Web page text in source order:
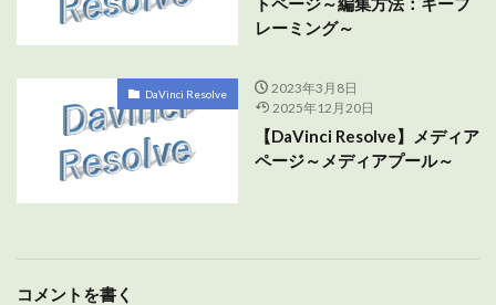
レーミング～
DaVinci Resolve
2023年3月8日
2025年12月20日
【DaVinci Resolve】メディア
ページ～メディアプール～
コメントを書く